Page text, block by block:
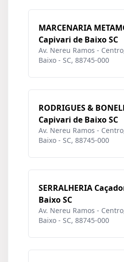
MARCENARIA
Capivari de Baixo SC
Av. Nereu Ramos -
Baixo - SC, 88745-000
RODRIGUES &
Capivari de Baixo SC
Av. Nereu Ramos -
Baixo - SC, 88745-000
SERRALHERIA
Baixo SC
Av. Nereu Ramos -
Baixo - SC, 88745-000